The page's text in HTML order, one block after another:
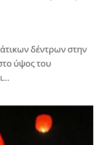
δέντρων στην
ύψος του